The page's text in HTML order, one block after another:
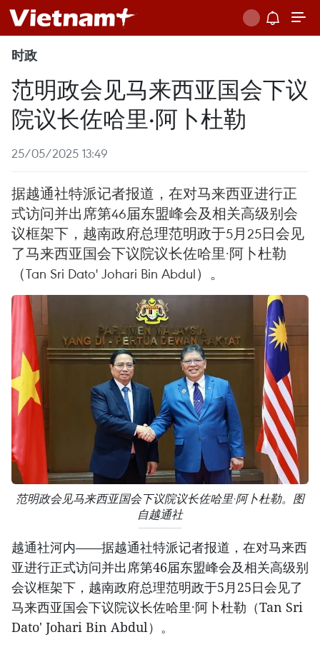
时政
范明政会见马来西亚国会下议
院议长佐哈里·阿卜杜勒
25/05/2025 13:49
据越通社特派记者报道，在对马来西亚进行正
式访问并出席第46届东盟峰会及相关高级别会
议框架下，越南政府总理范明政于5月25日会见
了马来西亚国会下议院议长佐哈里·阿卜杜勒
（Tan Sri Dato' Johari Bin Abdul）。
范明政会见马来西亚国会下议院议长佐哈里·阿卜杜勒。图
自越通社
越通社河内——据越通社特派记者报道，在对马来西
亚进行正式访问并出席第46届东盟峰会及相关高级别
会议框架下，越南政府总理范明政于5月25日会见了
马来西亚国会下议院议长佐哈里·阿卜杜勒（Tan Sri
Dato' Johari Bin Abdul）。